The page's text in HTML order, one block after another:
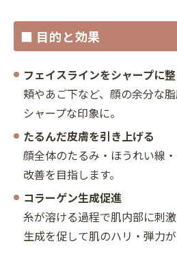
■ 目的と効果
フェイスラインをシャープに
頬やあご下など、顔の余分な
シャープな印象に。
たるんだ皮膚を引き上げる
顔全体のたるみ・ほうれい線
改善を目指します。
コラーゲン生成促進
糸が溶ける過程で肌内部に刺
生成を促して肌のハリ・弾力が